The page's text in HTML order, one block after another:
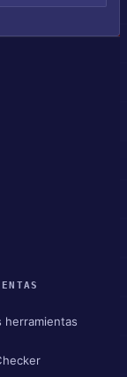
herramientas